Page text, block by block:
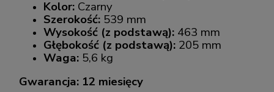
Kolor: Czarny
Szerokość: 539 mm
Wysokość (z podstawą): 463 mm
Głębokość (z podstawą): 205 mm
Waga: 5,6 kg
Gwarancja: 12 miesięcy